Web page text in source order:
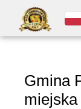
Gmina
miejska